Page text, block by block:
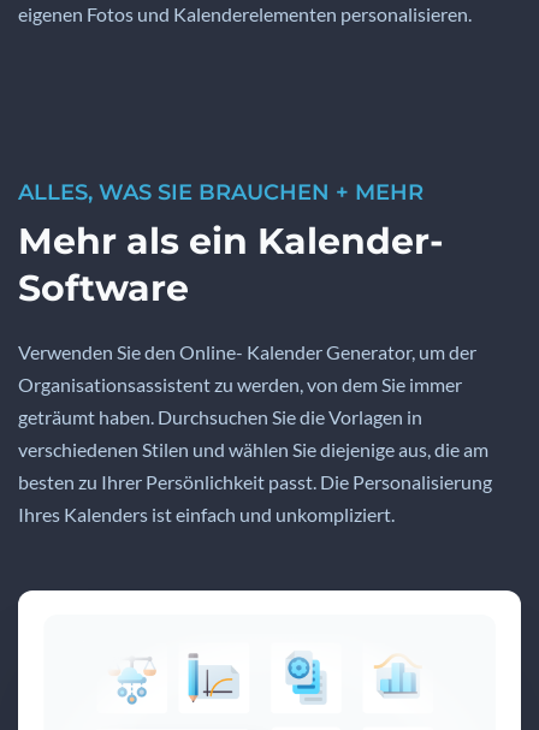
eigenen Fotos und Kalenderelementen personalisieren.
ALLES, WAS SIE BRAUCHEN + MEHR
Mehr als ein Kalender-
Software
Verwenden Sie den Online- Kalender Generator, um der
Organisationsassistent zu werden, von dem Sie immer
geträumt haben. Durchsuchen Sie die Vorlagen in
verschiedenen Stilen und wählen Sie diejenige aus, die am
besten zu Ihrer Persönlichkeit passt. Die Personalisierung
Ihres Kalenders ist einfach und unkompliziert.